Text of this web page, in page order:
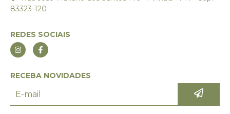
83323-120
REDES SOCIAIS
RECEBA NOVIDADES